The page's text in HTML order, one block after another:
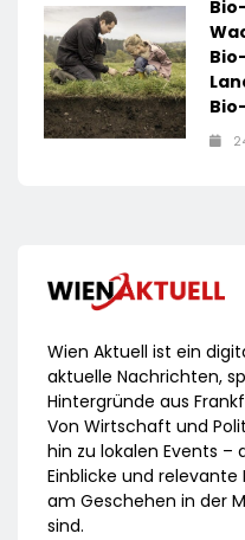
Wien Aktuell ist ein
aktuelle Nachrichten,
Hintergründe aus
Von Wirtschaft und
hin zu lokalen Events
Einblicke und
am Geschehen in der
sind.